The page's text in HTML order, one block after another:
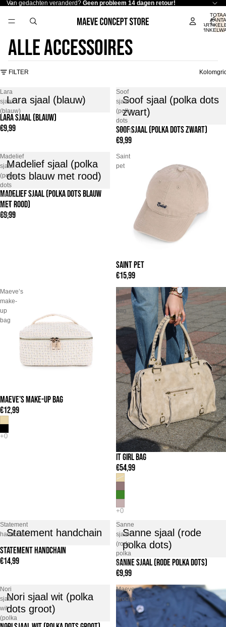
Van gedachten veranderd? Geen probleem 14 dagen retour!
Alle accessoires
FILTER
Lara
sjaal
(blauw)
Lara sjaal (blauw)
UITVERKOCHT
LARA SJAAL (BLAUW)
€9,99
Soof
sjaal
(polka
dots
zwart)
Soof sjaal (polka dots
zwart)
UITVERKOCHT
SOOF SJAAL (POLKA DOTS ZWART)
€9,99
Madelief
sjaal
(polka
dots
blauw
met
rood)
Madelief sjaal (polka
dots blauw met rood)
UITVERKOCHT
MADELIEF SJAAL (POLKA DOTS BLAUW
MET ROOD)
€9,99
Saint
pet
SAINT PET
€15,99
Maeve’s
make-
up
bag
MAEVE’S MAKE-UP BAG
€12,99
It
girl
bag
IT GIRL BAG
€54,99
Statement
handchain
Statement handchain
STATEMENT HANDCHAIN
€14,99
Sanne
sjaal
(rode
polka
dots)
Sanne sjaal (rode
polka dots)
SANNE SJAAL (RODE POLKA DOTS)
€9,99
Nori
sjaal
wit
(polka
Nori sjaal wit (polka
dots groot)
Maeve
broche